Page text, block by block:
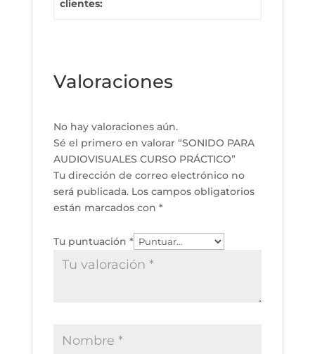
clientes:
Valoraciones
No hay valoraciones aún.
Sé el primero en valorar “SONIDO PARA
AUDIOVISUALES CURSO PRÁCTICO”
Tu dirección de correo electrónico no
será publicada. Los campos obligatorios
están marcados con *
Tu puntuación *